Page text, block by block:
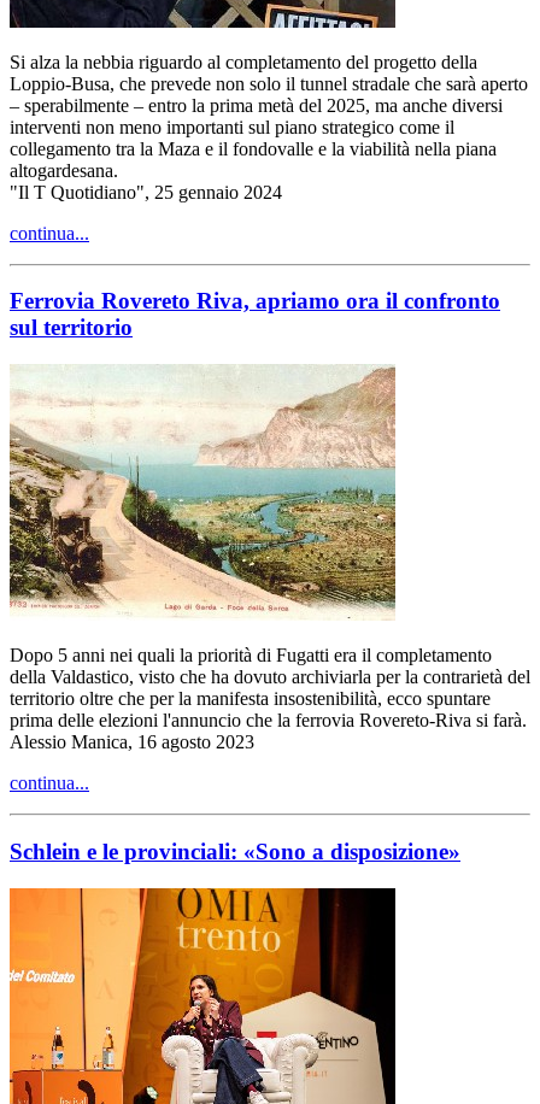
Si alza la nebbia riguardo al completamento del progetto della
Loppio-Busa, che prevede non solo il tunnel stradale che sarà aperto
– sperabilmente – entro la prima metà del 2025, ma anche diversi
interventi non meno importanti sul piano strategico come il
collegamento tra la Maza e il fondovalle e la viabilità nella piana
altogardesana.
"Il T Quotidiano", 25 gennaio 2024
continua...
Ferrovia Rovereto Riva, apriamo ora il confronto
sul territorio
Dopo 5 anni nei quali la priorità di Fugatti era il completamento
della Valdastico, visto che ha dovuto archiviarla per la contrarietà del
territorio oltre che per la manifesta insostenibilità, ecco spuntare
prima delle elezioni l'annuncio che la ferrovia Rovereto-Riva si farà.
Alessio Manica, 16 agosto 2023
continua...
Schlein e le provinciali: «Sono a disposizione»